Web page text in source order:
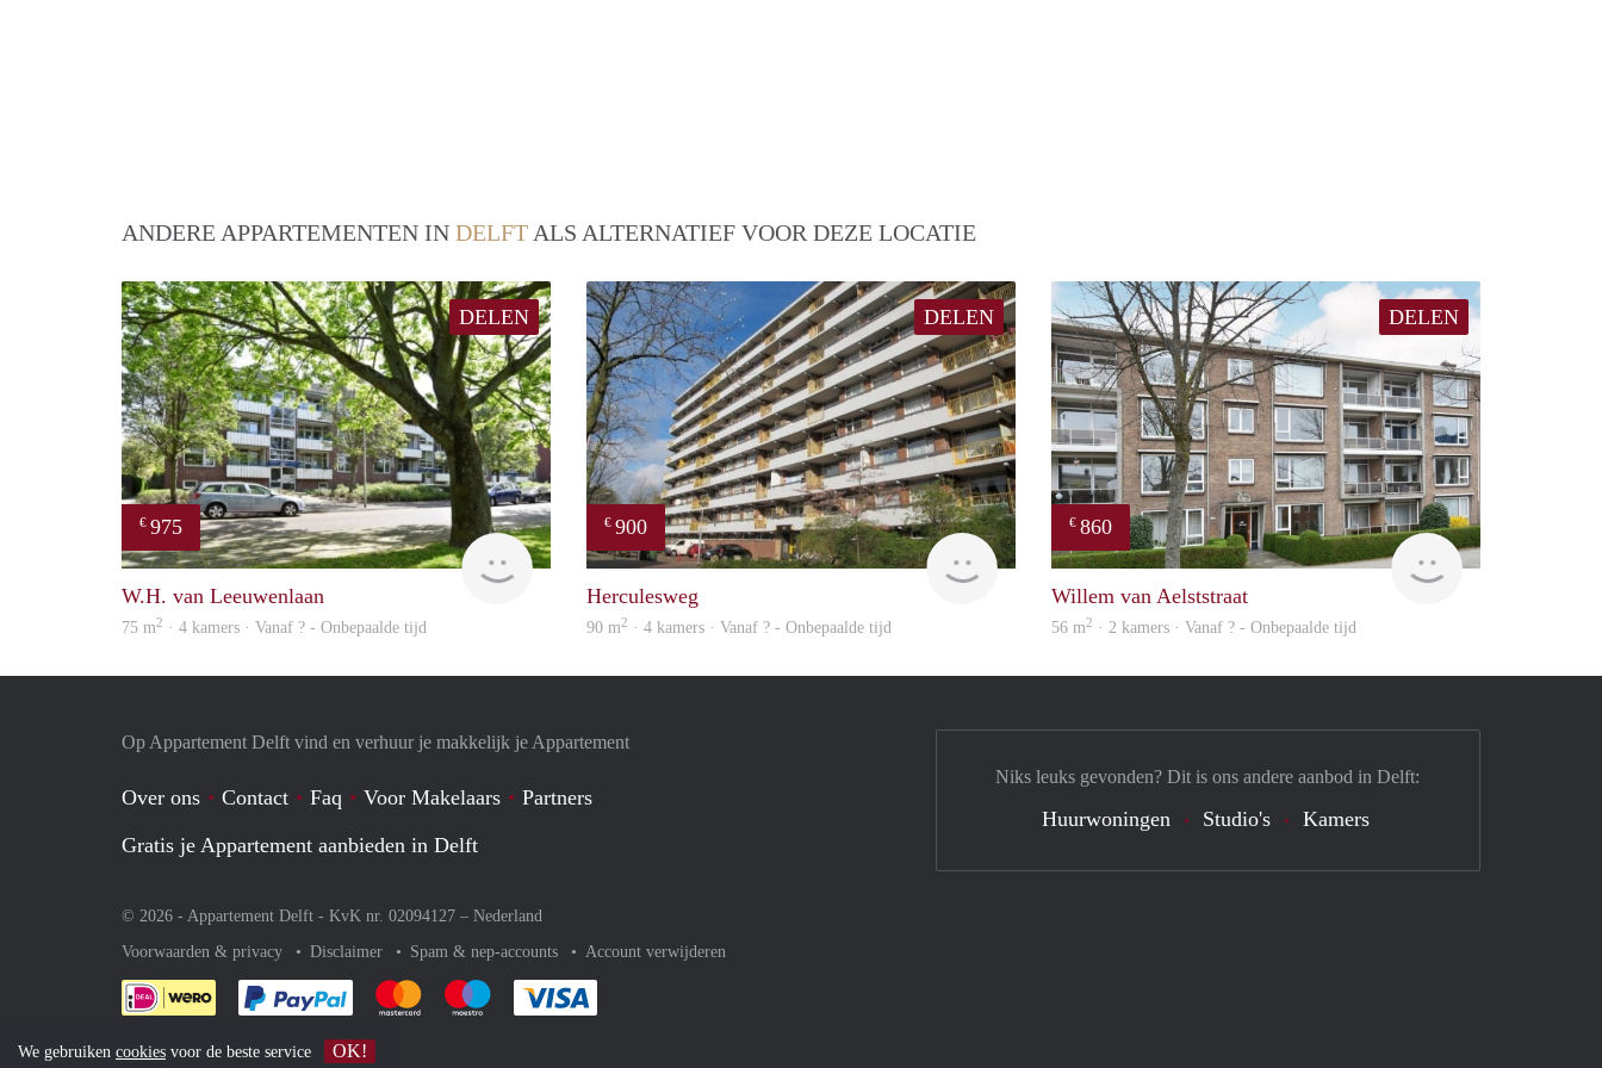
ANDERE APPARTEMENTEN IN DELFT ALS ALTERNATIEF VOOR DEZE LOCATIE
DELEN
€ 975
Woning
W.H. van Leeuwenlaan
75 m2 · 4 kamers · Vanaf ? - Onbepaalde tijd
DELEN
€ 900
rent
Herculesweg
90 m2 · 4 kamers · Vanaf ? - Onbepaalde tijd
DELEN
€ 860
Woning
Willem van Aelststraat
56 m2 · 2 kamers · Vanaf ? - Onbepaalde tijd
Op Appartement Delft vind en verhuur je makkelijk je Appartement
Over ons Contact Faq Voor Makelaars
Partners
Gratis je Appartement aanbieden in Delft
© 2026 - Appartement Delft - KvK nr. 02094127 – Nederland
Voorwaarden & privacy
Disclaimer Spam & nep-accounts Account verwijderen
Je rekent gemakkelijk af met Paypal
Je rekent gemakkelijk af met Mastercard
Je rekent gemakkelijk af met Meastro
Niks leuks gevonden? Dit is ons andere aanbod in Delft:
Huurwoningen Studio's Kamers
We gebruiken cookies voor de beste service OK!